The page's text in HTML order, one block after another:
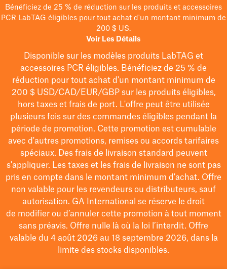
Bénéficiez de 25 % de réduction sur les produits et accessoires
PCR LabTAG éligibles pour tout achat d'un montant minimum de
200 $ US.
Voir Les Détails
Disponible sur les modèles produits LabTAG et
accessoires PCR éligibles. Bénéficiez de 25 % de
réduction pour tout achat d'un montant minimum de
200 $USD/CAD/EUR/GBPsur les produits éligibles,
hors taxes et frais de port. L'offre peut être utilisée
plusieurs fois sur des commandes éligibles pendant la
période de promotion. Cette promotion est cumulable
avec d'autres promotions, remises ou accords tarifaires
spéciaux. Des frais de livraison standard peuvent
s'appliquer. Les taxes et les frais de livraison ne sont pas
pris en compte dans le montant minimum d'achat. Offre
non valable pour les revendeurs ou distributeurs, sauf
autorisation. GA International se réserve le droit
de modifierou d’annuler cette promotion à tout moment
sans préavis. Offre nulle là où la loi l’interdit. Offre
valable du 4 août 2026 au 18 septembre 2026, dans la
limite des stocks disponibles.